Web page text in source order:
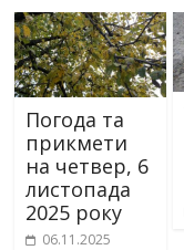
Погода та
прикмети
на четвер, 6
листопада
2025 року
06.11.2025